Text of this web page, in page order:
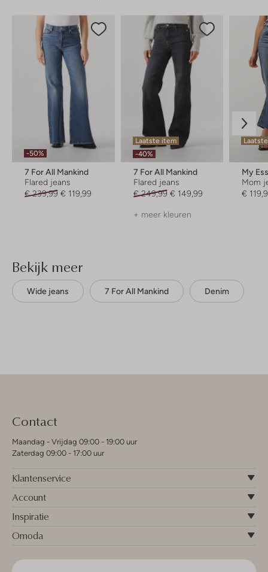
-50%
7 For All Mankind
Flared jeans
€ 239,99 € 119,99
Laatste item
-40%
7 For All Mankind
Flared jeans
€ 249,99 € 149,99
+ meer kleuren
Mom
€
Bekijk meer
Wide jeans 7 For All Mankind Denim
Contact
Maandag - Vrijdag 09:00 - 19:00 uur
Zaterdag 09:00 - 17:00 uur
Klantenservice
Account
Inspiratie
Omoda